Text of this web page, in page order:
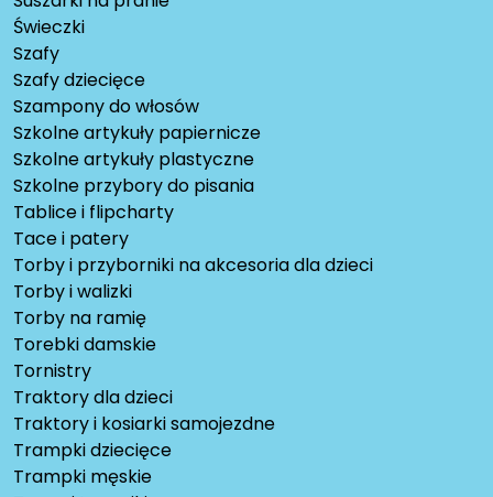
Świeczki
Szafy
Szafy dziecięce
Szampony do włosów
Szkolne artykuły papiernicze
Szkolne artykuły plastyczne
Szkolne przybory do pisania
Tablice i flipcharty
Tace i patery
Torby i przyborniki na akcesoria dla dzieci
Torby i walizki
Torby na ramię
Torebki damskie
Tornistry
Traktory dla dzieci
Traktory i kosiarki samojezdne
Trampki dziecięce
Trampki męskie